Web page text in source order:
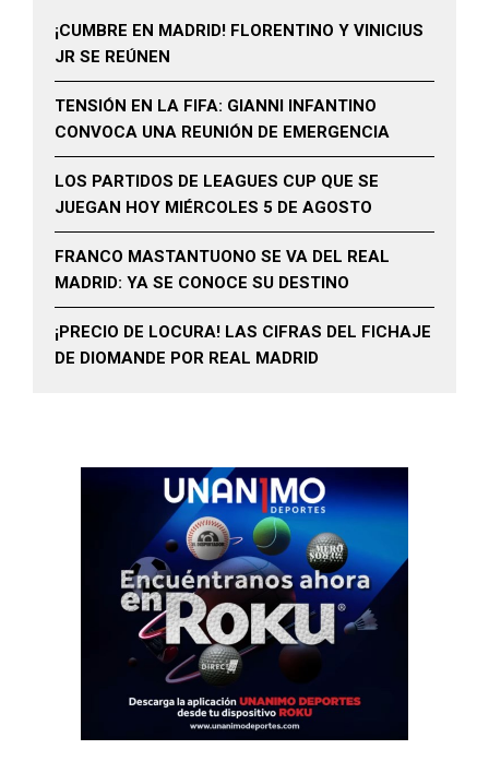
¡CUMBRE EN MADRID! FLORENTINO Y VINICIUS
JR SE REÚNEN
TENSIÓN EN LA FIFA: GIANNI INFANTINO
CONVOCA UNA REUNIÓN DE EMERGENCIA
LOS PARTIDOS DE LEAGUES CUP QUE SE
JUEGAN HOY MIÉRCOLES 5 DE AGOSTO
FRANCO MASTANTUONO SE VA DEL REAL
MADRID: YA SE CONOCE SU DESTINO
¡PRECIO DE LOCURA! LAS CIFRAS DEL FICHAJE
DE DIOMANDE POR REAL MADRID